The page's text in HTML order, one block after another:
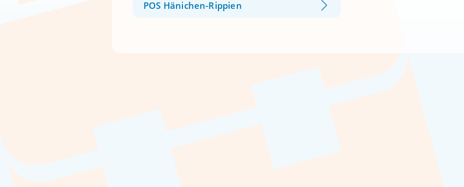
POS Hänichen-Rippien